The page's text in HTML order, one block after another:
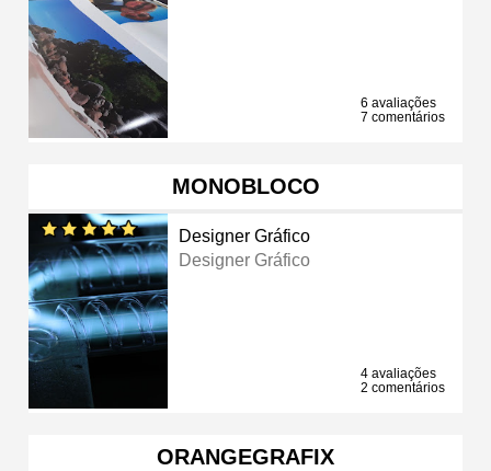
6 avaliações
7 comentários
MONOBLOCO
Designer Gráfico
Designer Gráfico
4 avaliações
2 comentários
ORANGEGRAFIX